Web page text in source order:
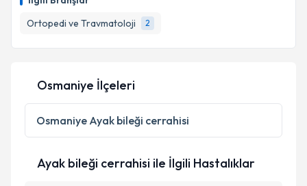
Ortopedi ve Travmatoloji
2
takvim hazırlandığında e-posta ile bilgilendireceğiz.
Kişisel verilerimin işlenmesine ilişkinAydınlatma
Metni
'ni okudum ve kişisel verilerimin belirtilen
kapsamda işlenmesini kabul ediyorum.
Takvim Talebini Gönder
Osmaniye İlçeleri
Osmaniye Ayak bileği cerrahisi
Ayak bileği cerrahisi ile İlgili Hastalıklar